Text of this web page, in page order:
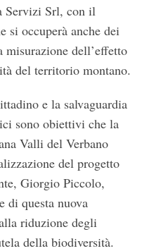
Servizi Srl, con il
si occuperà anche dei
dell’effetto
del territorio montano.
e la salvaguardia
sono obiettivi che la
Valli del Verbano
del progetto
Giorgio Piccolo,
di questa nuova
riduzione degli
della biodiversità.